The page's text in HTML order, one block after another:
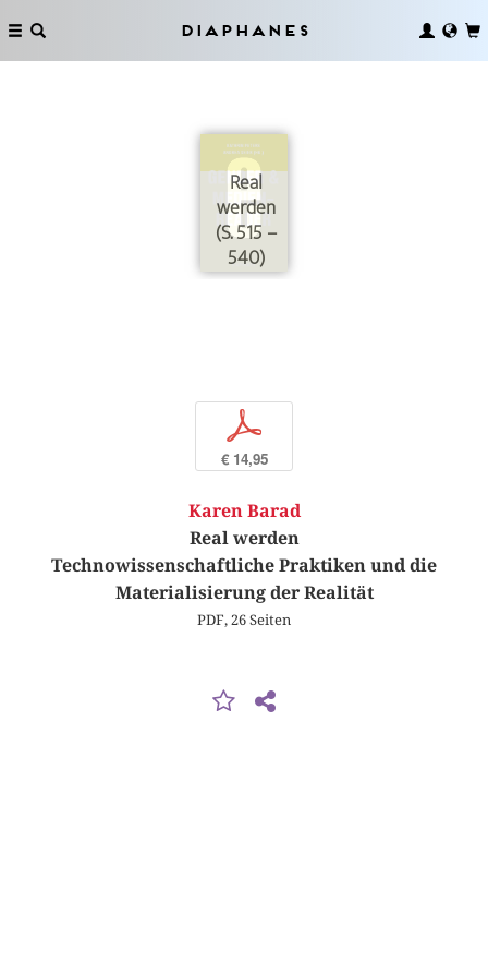
Diaphanes
Real
werden
(S. 515 –
540)
p
€ 14,95
Karen Barad
Real werden
Technowissenschaftliche Praktiken und die
Materialisierung der Realität
PDF, 26 Seiten